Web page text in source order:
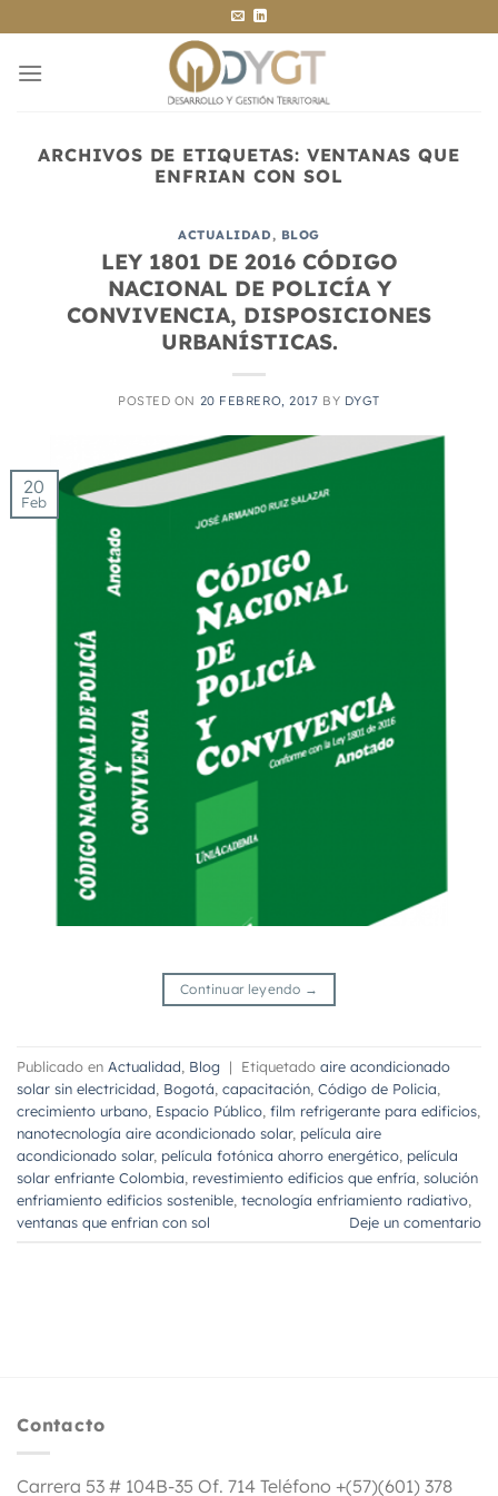
al
contenido
ARCHIVOS DE ETIQUETAS: VENTANAS QUE
ENFRIAN CON SOL
ACTUALIDAD, BLOG
LEY 1801 DE 2016 CÓDIGO
NACIONAL DE POLICÍA Y
CONVIVENCIA, DISPOSICIONES
URBANÍSTICAS.
POSTED ON 20 FEBRERO, 2017 BY DYGT
20
Feb
Continuar leyendo →
Publicado en Actualidad Blog | Etiquetado aire acondicionado
solar sin electricidad Bogotá capacitación Código de Policia
crecimiento urbano Espacio Público film refrigerante para edificios
nanotecnología aire acondicionado solar, película aire
acondicionado solar, película fotónica ahorro energético película
solar enfriante Colombia revestimiento edificios que enfría solución
enfriamiento edificios sostenible tecnología enfriamiento radiativo
ventanas que enfrian con sol
Deje un comentario
Contacto
Carrera 53 # 104B-35 Of. 714 Teléfono +(57)(601) 378